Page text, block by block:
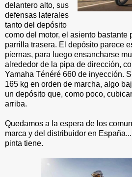
delantero alto, sus
defensas laterales
tanto del depósito
como del motor, el asiento bastante
parrilla trasera. El depósito parece
piernas, para luego ensancharse
alrededor de la pipa de dirección,
Yamaha Ténéré 660 de inyección.
165 kg en orden de marcha, algo
un depósito que, como poco,
arriba.
Quedamos a la espera de los
marca y del distribuidor en
pinta tiene.